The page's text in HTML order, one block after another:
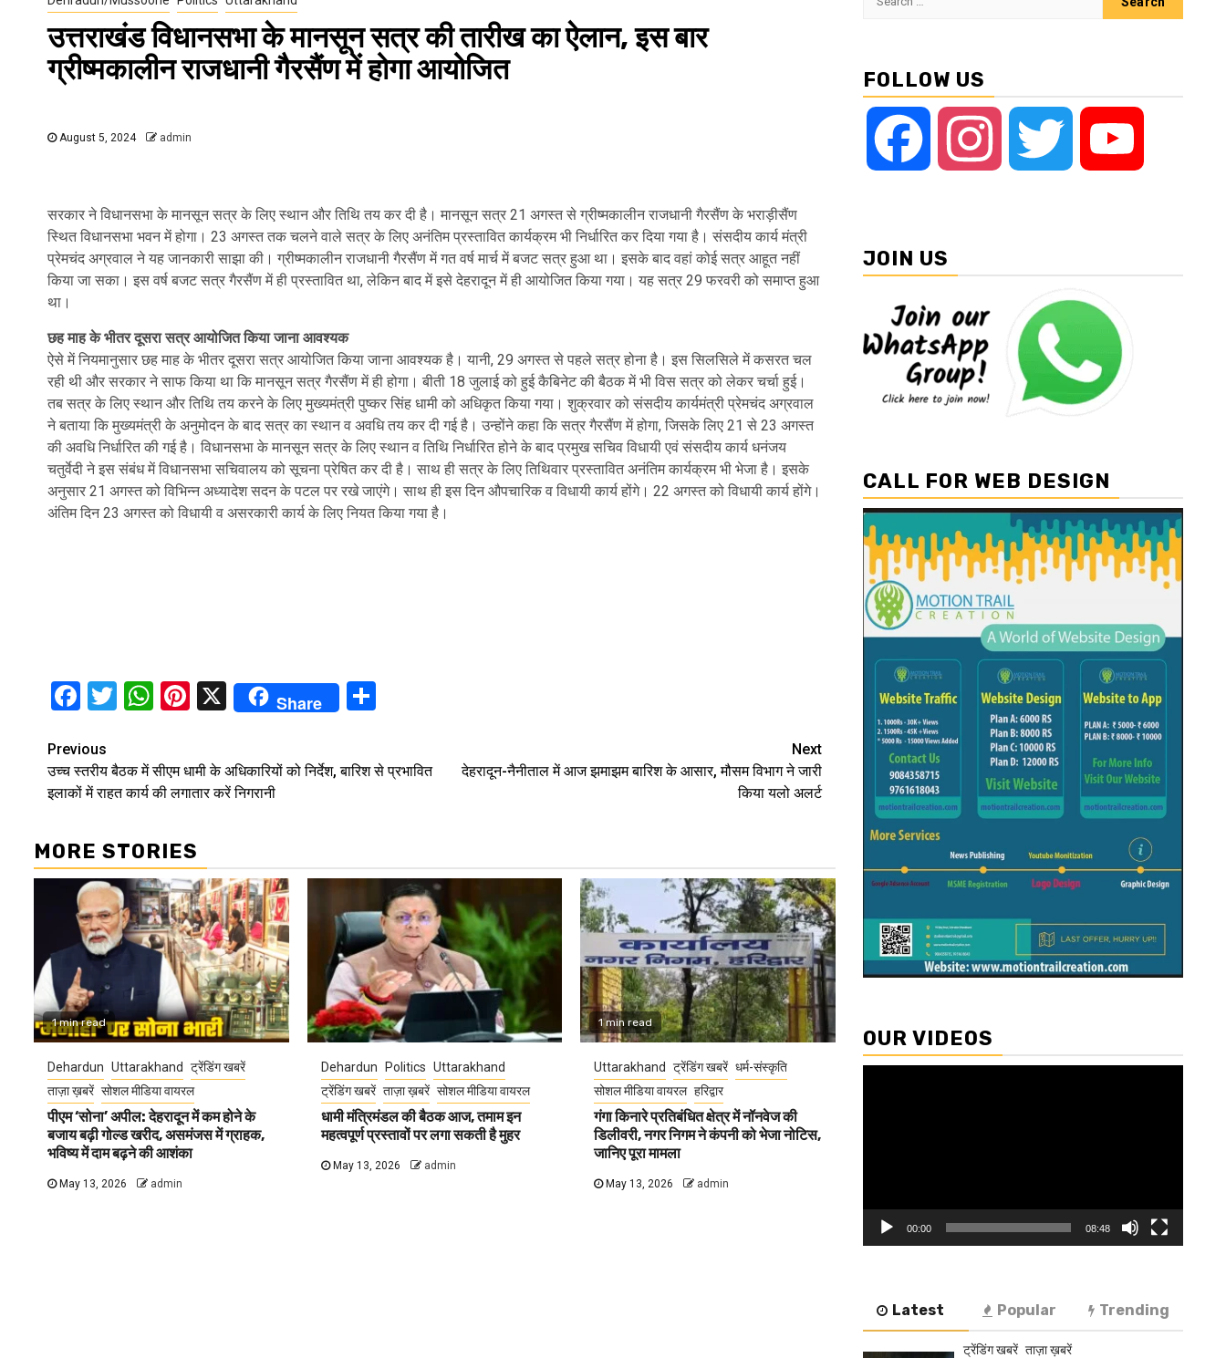
उत्तराखंड विधानसभा के मानसून सत्र की तारीख का ऐलान, इस बार
ग्रीष्मकालीन राजधानी गैरसैंण में होगा आयोजित
August 5, 2024 admin
सरकार ने विधानसभा के मानसून सत्र के लिए स्थान और तिथि तय कर दी है। मानसून सत्र 21 अगस्त से ग्रीष्मकालीन राजधानी गैरसैंण के भराड़ीसैंण
स्थित विधानसभा भवन में होगा। 23 अगस्त तक चलने वाले सत्र के लिए अनंतिम प्रस्तावित कार्यक्रम भी निर्धारित कर दिया गया है। संसदीय कार्य मंत्री
प्रेमचंद अग्रवाल ने यह जानकारी साझा की। ग्रीष्मकालीन राजधानी गैरसैंण में गत वर्ष मार्च में बजट सत्र हुआ था। इसके बाद वहां कोई सत्र आहूत नहीं
किया जा सका। इस वर्ष बजट सत्र गैरसैंण में ही प्रस्तावित था, लेकिन बाद में इसे देहरादून में ही आयोजित किया गया। यह सत्र 29 फरवरी को समाप्त हुआ
था।
छह माह के भीतर दूसरा सत्र आयोजित किया जाना आवश्यक
ऐसे में नियमानुसार छह माह के भीतर दूसरा सत्र आयोजित किया जाना आवश्यक है। यानी, 29 अगस्त से पहले सत्र होना है। इस सिलसिले में कसरत चल
रही थी और सरकार ने साफ किया था कि मानसून सत्र गैरसैंण में ही होगा। बीती 18 जुलाई को हुई कैबिनेट की बैठक में भी विस सत्र को लेकर चर्चा हुई।
तब सत्र के लिए स्थान और तिथि तय करने के लिए मुख्यमंत्री पुष्कर सिंह धामी को अधिकृत किया गया। शुक्रवार को संसदीय कार्यमंत्री प्रेमचंद अग्रवाल
ने बताया कि मुख्यमंत्री के अनुमोदन के बाद सत्र का स्थान व अवधि तय कर दी गई है। उन्होंने कहा कि सत्र गैरसैंण में होगा, जिसके लिए 21 से 23 अगस्त
की अवधि निर्धारित की गई है। विधानसभा के मानसून सत्र के लिए स्थान व तिथि निर्धारित होने के बाद प्रमुख सचिव विधायी एवं संसदीय कार्य धनंजय
चतुर्वेदी ने इस संबंध में विधानसभा सचिवालय को सूचना प्रेषित कर दी है। साथ ही सत्र के लिए तिथिवार प्रस्तावित अनंतिम कार्यक्रम भी भेजा है। इसके
अनुसार 21 अगस्त को विभिन्न अध्यादेश सदन के पटल पर रखे जाएंगे। साथ ही इस दिन औपचारिक व विधायी कार्य होंगे। 22 अगस्त को विधायी कार्य होंगे।
अंतिम दिन 23 अगस्त को विधायी व असरकारी कार्य के लिए नियत किया गया है।
Facebook
Twitter
WhatsApp
Pinterest
X Share
Continue
Reading
Previous
उच्च स्तरीय बैठक में सीएम धामी के अधिकारियों को निर्देश, बारिश से प्रभावित
इलाकों में राहत कार्य की लगातार करें निगरानी
Next
देहरादून-नैनीताल में आज झमाझम बारिश के आसार, मौसम विभाग ने जारी
किया यलो अलर्ट
MORE STORIES
1 min read
Dehardun Uttarakhand
ट्रेंडिंग खबरें
ताज़ा ख़बरें सोशल मीडिया वायरल
पीएम ‘सोना’ अपील: देहरादून में कम होने के
बजाय बढ़ी गोल्ड खरीद, असमंजस में ग्राहक,
भविष्य में दाम बढ़ने की आशंका
May 13, 2026 admin
Dehardun Politics Uttarakhand
ट्रेंडिंग खबरें ताज़ा ख़बरें सोशल मीडिया वायरल
धामी मंत्रिमंडल की बैठक आज, तमाम इन
महत्वपूर्ण प्रस्तावों पर लगा सकती है मुहर
May 13, 2026 admin
1 min read
Uttarakhand ट्रेंडिंग खबरें धर्म-संस्कृति
सोशल मीडिया वायरल हरिद्वार
गंगा किनारे प्रतिबंधित क्षेत्र में नॉनवेज की
डिलीवरी, नगर निगम ने कंपनी को भेजा नोटिस,
जानिए पूरा मामला
May 13, 2026 admin
FOLLOW US
Facebook Instagram Twitter
JOIN US
CALL FOR WEB DESIGN
OUR VIDEOS
00:00 08:48
Latest Popular Trending
ट्रेंडिंग खबरें ताज़ा ख़बरें